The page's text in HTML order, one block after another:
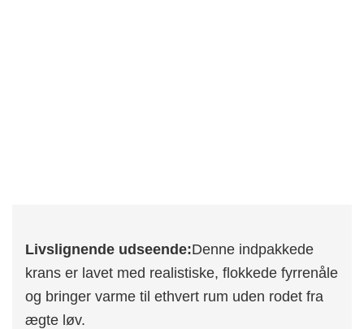
Livslignende udseende:Denne indpakkede
krans er lavet med realistiske, flokkede fyrrenåle
og bringer varme til ethvert rum uden rodet fra
ægte løv.